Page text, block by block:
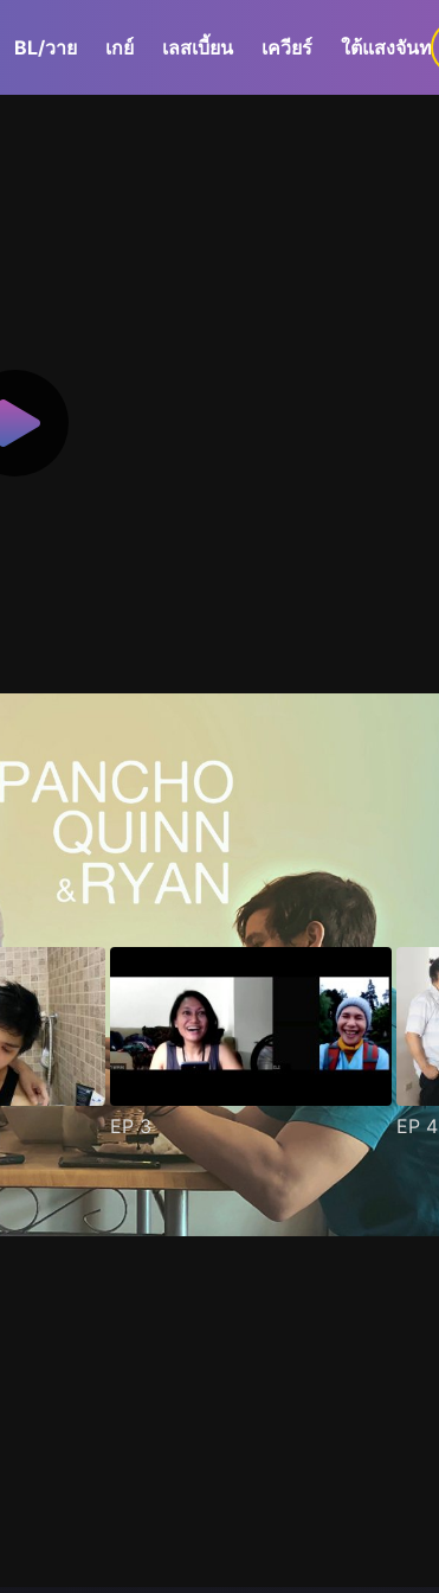
BL/วาย เกย์ เลสเบี้ยน เควียร์ ใต้แสงจันทร์
EP3 EP4